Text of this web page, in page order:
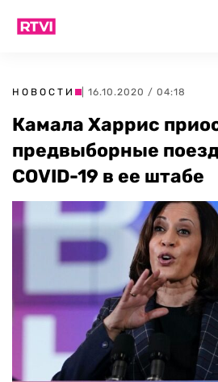
НОВОСТИ | 16.10.2020 / 04:18
Камала Харрис
предвыборные
COVID-19 в ее штабе